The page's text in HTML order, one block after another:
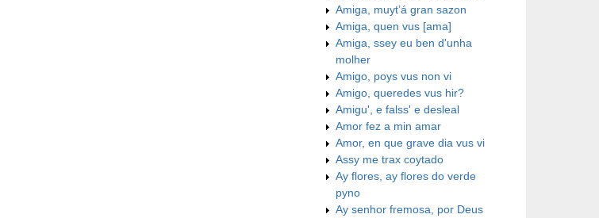
Amiga, muyt’á gran sazon
Amiga, quen vus [ama]
Amiga, ssey eu ben d'unha
molher
Amigo, poys vus non vi
Amigo, queredes vus hir?
Amigu', e falss' e desleal
Amor fez a min amar
Amor, en que grave dia vus vi
Assy me trax coytado
Ay flores, ay flores do verde
pyno
Ay senhor fremosa, por Deus